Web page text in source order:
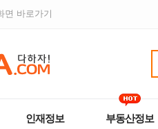
면 바로가기
인재정보 부동산정보